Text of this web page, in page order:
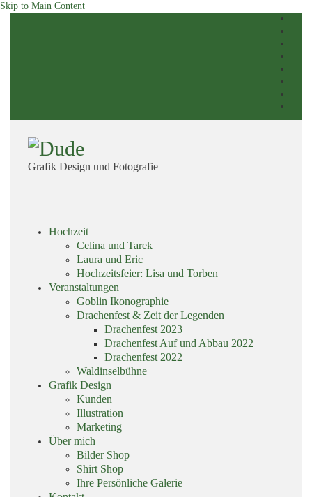
Skip to Main Content
Grafik Design und Fotografie
Hochzeit
Celina und Tarek
Laura und Eric
Hochzeitsfeier: Lisa und Torben
Veranstaltungen
Goblin Ikonographie
Drachenfest & Zeit der Legenden
Drachenfest 2023
Drachenfest Auf und Abbau 2022
Drachenfest 2022
Waldinselbühne
Grafik Design
Kunden
Illustration
Marketing
Über mich
Bilder Shop
Shirt Shop
Ihre Persönliche Galerie